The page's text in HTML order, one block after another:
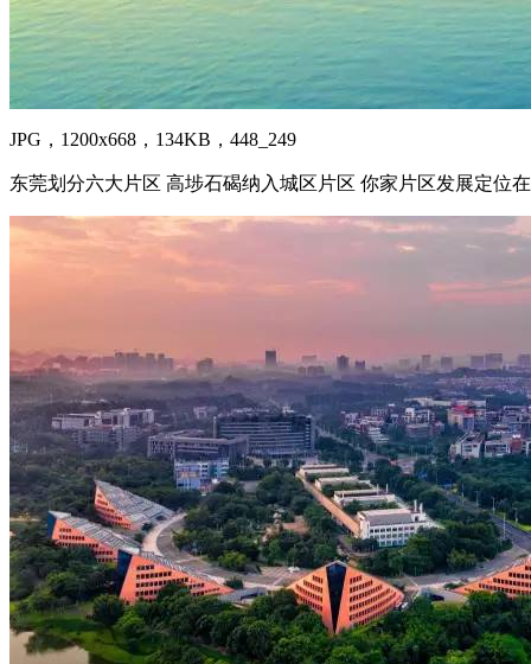
JPG，1200x668，134KB，448_249
东莞划分六大片区 高埗石碣纳入城区片区 你家片区发展定位